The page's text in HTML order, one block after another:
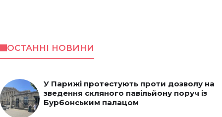
ОСТАННІ НОВИНИ
У Парижі протестують проти дозволу на
зведення скляного павільйону поруч із
Бурбонським палацом